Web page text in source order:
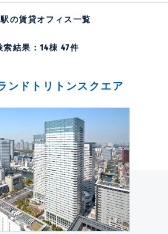
駅の賃貸オフィス一覧
索結果：14棟 47件
ンドトリトンスクエア